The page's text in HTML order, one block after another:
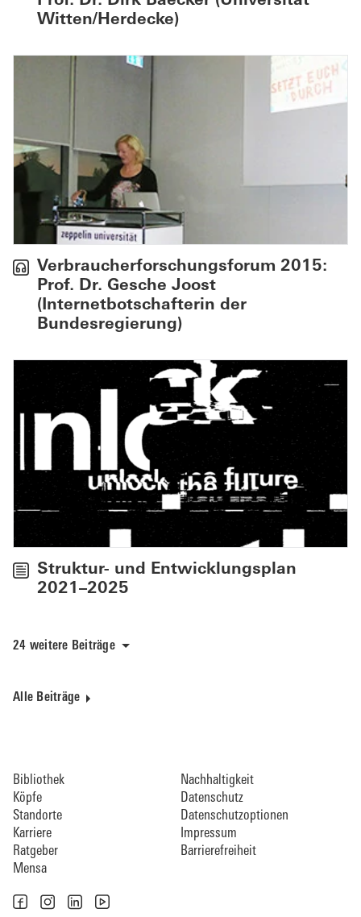
Witten/Herdecke)
Verbraucherforschungsforum 2015:
Prof. Dr. Gesche Joost
(Internetbotschafterin der
Bundesregierung)
Struktur- und Entwicklungsplan
2021–2025
24 weitere Beiträge
Alle Beiträge
Bibliothek
Köpfe
Standorte
Karriere
Ratgeber
Mensa
Nachhaltigkeit
Datenschutz
Datenschutzoptionen
Impressum
Barrierefreiheit